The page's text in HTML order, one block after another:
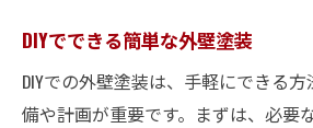
DIYでできる簡単な外壁塗装
DIYでの外壁塗装は、手軽にできる
備や計画が重要です。まずは、必要